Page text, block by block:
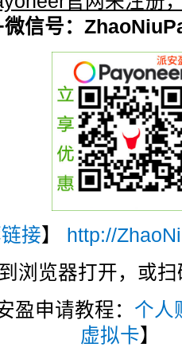
信号：
接】
http://
浏览器打开，或
盈申请教程： 个人
虚拟卡】